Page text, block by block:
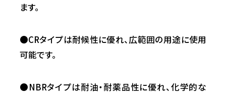
ます。
●CRタイプは耐候性に優れ、広範囲の用途に使用
可能です。
●NBRタイプは耐油・耐薬品性に優れ、化学的な